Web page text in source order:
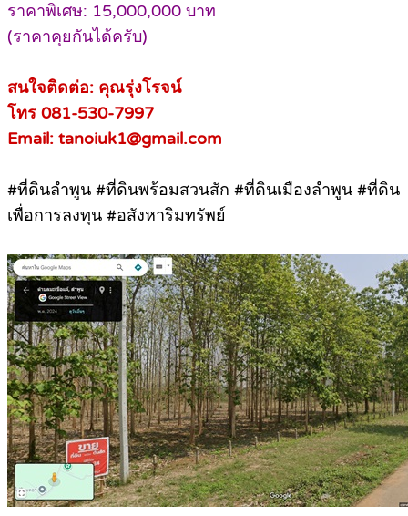
ราคาพิเศษ: 15,000,000 บาท
(ราคาคุยกันได้ครับ)
สนใจติดต่อ: คุณรุ่งโรจน์
โทร 081-530-7997
Email: tanoiuk1@gmail.com
#ที่ดินลำพูน #ที่ดินพร้อมสวนสัก #ที่ดินเมืองลำพูน #ที่ดิน
เพื่อการลงทุน #อสังหาริมทรัพย์